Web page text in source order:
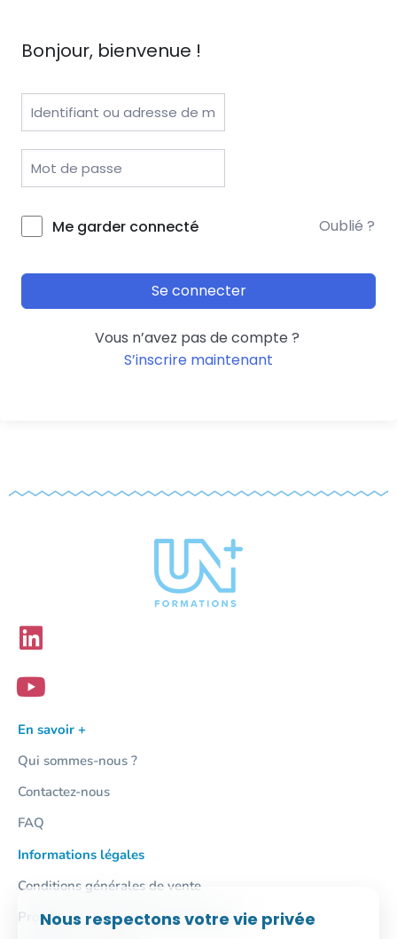
Bonjour, bienvenue !
Me garder connecté Oublié ?
Se connecter
Vous n’avez pas de compte ?
S’inscrire maintenant
En savoir +
Qui sommes-nous ?
Contactez-nous
FAQ
Informations légales
Conditions générales de vente
Protection des données personnelles
Nous respectons votre vie privée